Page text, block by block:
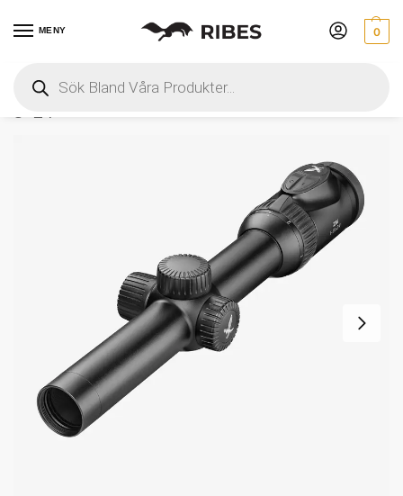
MENY 0
Hem » Optik » Kikarsikten »
8×24